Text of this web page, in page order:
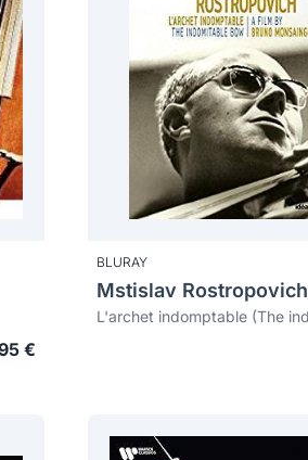
€
BLURAY
Mstislav Rostropovich